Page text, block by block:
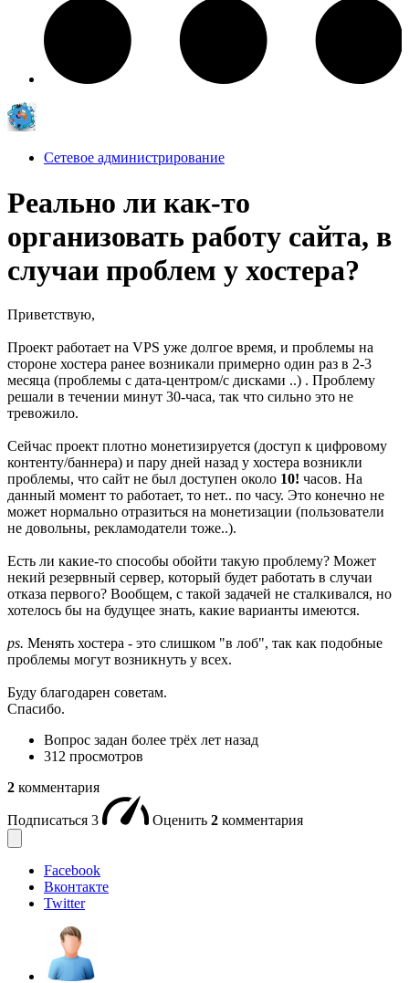
Сетевое администрирование
Реально ли как-то
организовать работу сайта, в
случаи проблем у хостера?
Приветствую,
Проект работает на VPS уже долгое время, и проблемы на
стороне хостера ранее возникали примерно один раз в 2-3
месяца (проблемы с дата-центром/с дисками ..) . Проблему
решали в течении минут 30-часа, так что сильно это не
тревожило.
Сейчас проект плотно монетизируется (доступ к цифровому
контенту/баннера) и пару дней назад у хостера возникли
проблемы, что сайт не был доступен около 10! часов. На
данный момент то работает, то нет.. по часу. Это конечно не
может нормально отразиться на монетизации (пользователи
не довольны, рекламодатели тоже..).
Есть ли какие-то способы обойти такую проблему? Может
некий резервный сервер, который будет работать в случаи
отказа первого? Вообщем, с такой задачей не сталкивался, но
хотелось бы на будущее знать, какие варианты имеются.
ps. Менять хостера - это слишком "в лоб", так как подобные
проблемы могут возникнуть у всех.
Буду благодарен советам.
Спасибо.
Вопрос задан более трёх лет назад
312 просмотров
2 комментария
Подписаться 3 Оценить 2 комментария
Facebook
Вконтакте
Twitter